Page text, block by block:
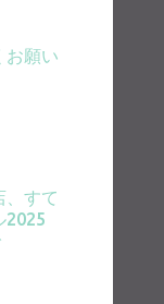
願い
、すて
2025